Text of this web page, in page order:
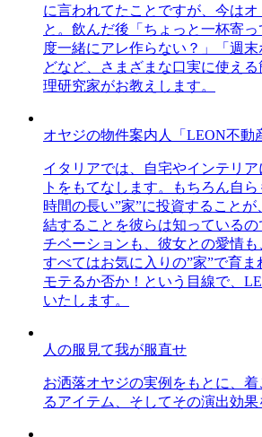
に言われてたことですが、今はオ
と。飲んだ後「ちょっと一杯寄
度一緒にアレ作らない？」「週
どなど、さまざまな口実に使え
理研究家がお教えします。
オヤジの物件案内人「LEON不動
イタリアでは、自宅やインテリ
トをもてなします。もちろん自
時間の長い”家”に投資すること
結することを彼らは知っている
チベーションも、彼女との愛情も
すべてはお気に入りの”家”で育
モテるか否か！という目線で、
いたします。
人の服見て我が服直せ
お洒落オヤジの実例をもとに、
るアイテム、そしてその演出効果